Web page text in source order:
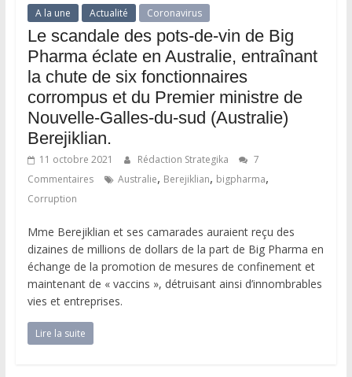
A la une Actualité Coronavirus
Le scandale des pots-de-vin de Big
Pharma éclate en Australie, entraînant
la chute de six fonctionnaires
corrompus et du Premier ministre de
Nouvelle-Galles-du-sud (Australie)
Berejiklian.
11 octobre 2021 Rédaction Strategika
7
Commentaires
Australie, Berejiklian, bigpharma,
Corruption
Mme Berejiklian et ses camarades auraient reçu des
dizaines de millions de dollars de la part de Big Pharma en
échange de la promotion de mesures de confinement et
maintenant de « vaccins », détruisant ainsi d’innombrables
vies et entreprises.
Lire la suite